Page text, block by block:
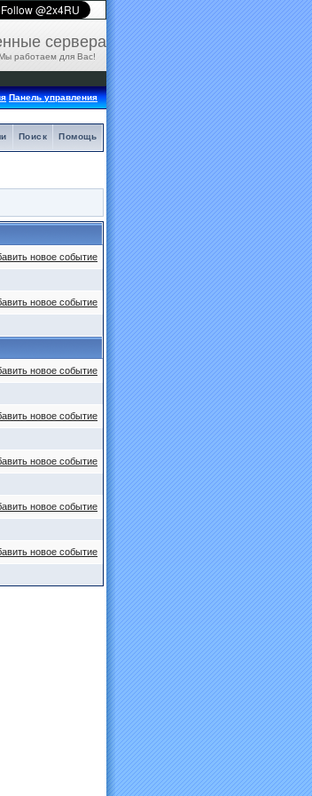
сервера
работаем для Вас!
Панель управления
Помощь
Поиск
новое событие
новое событие
новое событие
новое событие
новое событие
новое событие
новое событие